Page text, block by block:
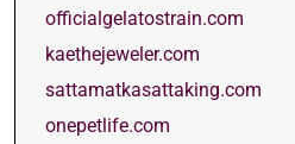
officialgelatostrain.com
kaethejeweler.com
sattamatkasattaking.com
onepetlife.com